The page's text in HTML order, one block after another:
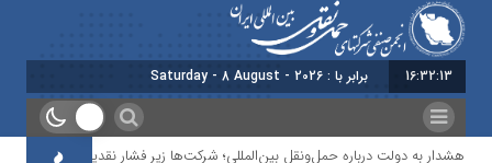
16:32:14 برابر با : Saturday - 8 August - 2026
هشدار به دولت درباره حمل‌ونقل بین‌المللی؛ شرکت‌ها زیر فشار نقدینگی، مالیات و